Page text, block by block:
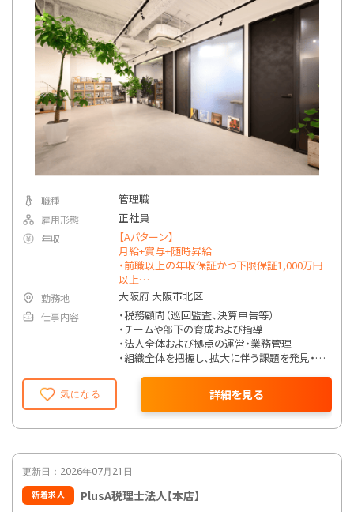
気になる 詳細を見る
職種 管理職
雇用形態 正社員
年収
【Aパターン】
月給+賞与+随時昇給
・前職以上の年収保証かつ下限保証1,000万円
以上
【Bパターン】
月給+インセンティブ
※AとBいずれかのパターンを選択可能。
◆月給（Bパターン）
60万円以上（基本給44.4万円以上。45時間分の
固定残業代15.6万円を含む）
​ ・試用期間中：35万円以上（基本給25.9万円以
上。45時間分の固定残業代9.1万円を含む）​
収を実現中！（2025年1月実績）
勤務地 大阪府 大阪市北区
仕事内容
・税務顧問（巡回監査、決算申告等）
・チームや部下の育成および指導
・法人全体および拠点の運営・業務管理
・組織全体を把握し、拡大に伴う課題を発見・解
・経営会議に参加し、法人全体の方向性を議
※上記以外にも、経験年数や勤続年数、本人の
再編や事業承継などの業務も担当可能。
更新日：2026年07月21日
新着求人 PlusA税理士法人【本店】